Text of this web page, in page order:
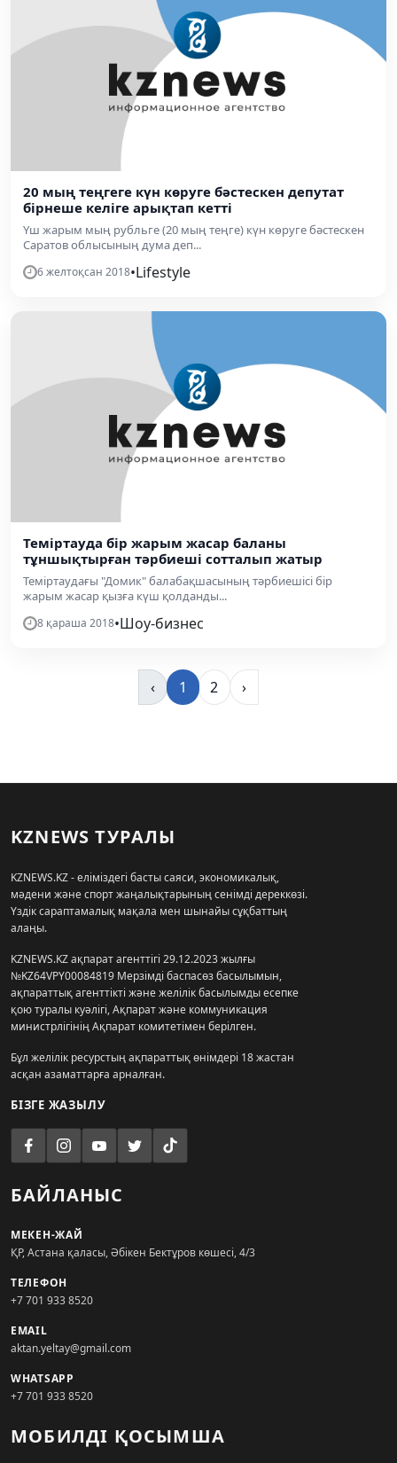
20 мың теңгеге күн көруге бәстескен депутат
бірнеше келіге арықтап кетті
Үш жарым мың рубльге (20 мың теңге) күн көруге бәстескен
Саратов облысының дума деп...
6 желтоқсан 2018•Lifestyle
Теміртауда бір жарым жасар баланы
тұншықтырған тәрбиеші сотталып жатыр
Теміртаудағы "Домик" балабақшасының тәрбиешісі бір
жарым жасар қызға күш қолданды...
8 қараша 2018•Шоу-бизнес
‹ 1 2 ›
KZNEWS ТУРАЛЫ
KZNEWS.KZ - еліміздегі басты саяси, экономикалық,
мәдени және спорт жаңалықтарының сенімді дереккөзі.
Үздік сараптамалық мақала мен шынайы сұқбаттың
алаңы.
KZNEWS.KZ ақпарат агенттігі 29.12.2023 жылғы
№KZ64VPY00084819 Мерзімді баспасөз басылымын,
ақпараттық агенттікті және желілік басылымды есепке
қою туралы куәлігі, Ақпарат және коммуникация
министрлігінің Ақпарат комитетімен берілген.
Бұл желілік ресурстың ақпараттық өнімдері 18 жастан
асқан азаматтарға арналған.
БІЗГЕ ЖАЗЫЛУ
БАЙЛАНЫС
МЕКЕН-ЖАЙ
ҚР, Астана қаласы, Әбікен Бектұров көшесі, 4/3
ТЕЛЕФОН
+7 701 933 8520
EMAIL
aktan.yeltay@gmail.com
WHATSAPP
+7 701 933 8520
МОБИЛДІ ҚОСЫМША